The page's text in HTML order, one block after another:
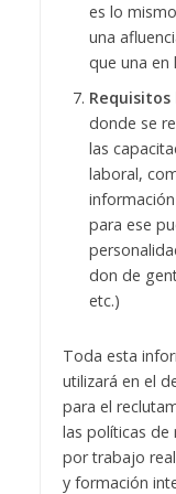
es lo
una
que una en
Requisitos
donde se
las
laboral,
para ese
don de
etc.)
Toda esta
utilizará en el
para el
las políticas de
por trabajo
y formación